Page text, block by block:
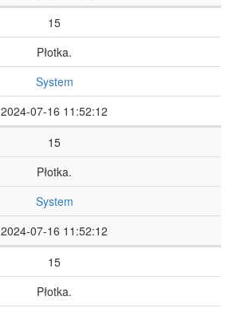
15
Płotka.
System
2024-07-16 11:52:12
15
Płotka.
System
2024-07-16 11:52:12
15
Płotka.